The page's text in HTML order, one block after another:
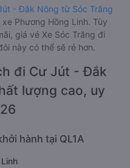
- Đắk Nông từ Sóc Trăng
Phương Hồng Linh. Tùy
giá vé Xe Sóc Trăng đi
này có thể sẽ rẻ hơn.
đi Cư Jút - Đắk
lượng cao, uy
hành tại QL1A